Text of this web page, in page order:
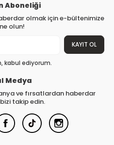
Aboneliği
olmak için e-bültenimize
olun!
KAYIT OL
kabul ediyorum.
Medya
ve fırsatlardan haberdar
takip edin.